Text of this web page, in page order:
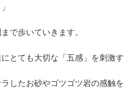
で歩いていきます。
とても大切な「五感」を刺激す
したお砂やゴツゴツ岩の感触を